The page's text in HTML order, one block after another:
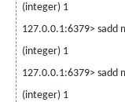
(integer) 1
127.0.0.1:6379> sadd
(integer) 1
127.0.0.1:6379> sadd
(integer) 1